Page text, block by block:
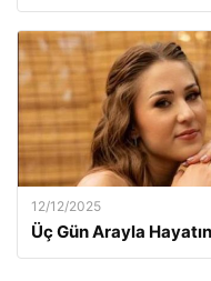
12/12/2025
Üç Gün Arayla